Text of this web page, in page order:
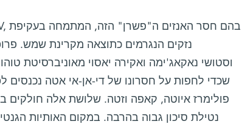
נזקים הנגרמים כתוצאה מקרינת שמש.
שכדי לחפות על חסרונו של די-אן-אי אטה נכנסים
פולימרז איוטה, קאפה וזטה. שלושת אלה
נטילת סיכון גבוה בהרבה. במקום האותיות